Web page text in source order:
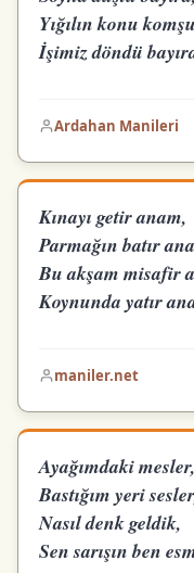
Yığılın konu
İşimiz döndü
Ardahan Manileri
Kınayı getir anam,
Parmağın batır
Bu akşam misafir
Koynunda yatır
maniler.net
Ayağımdaki mesler,
Bastığım yeri
Nasıl denk geldik,
Sen sarışın ben